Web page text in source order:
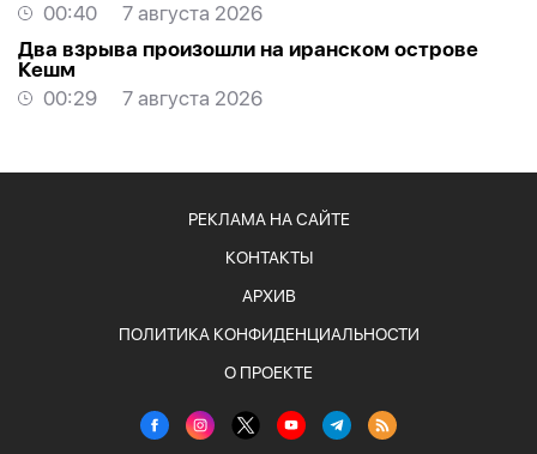
00:40
7 августа 2026
Два взрыва произошли на иранском острове
Кешм
00:29
7 августа 2026
РЕКЛАМА НА САЙТЕ
КОНТАКТЫ
АРХИВ
ПОЛИТИКА КОНФИДЕНЦИАЛЬНОСТИ
О ПРОЕКТЕ